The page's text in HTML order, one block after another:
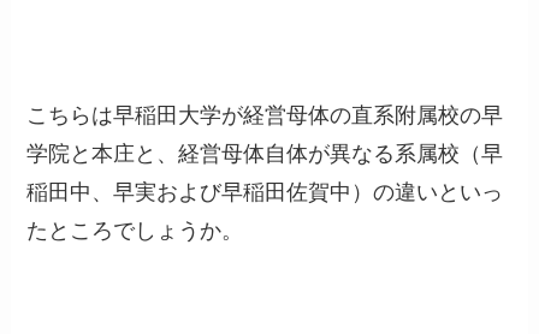
こちらは早稲田大学が経営母体の直系附属校の早
学院と本庄と、経営母体自体が異なる系属校（早
稲田中、早実および早稲田佐賀中）の違いといっ
たところでしょうか。